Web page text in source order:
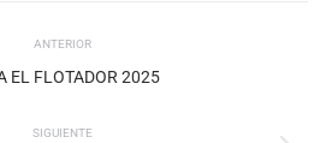
ANTERIOR
Publicación
EL FLOTADOR 2025
SIGUIENTE